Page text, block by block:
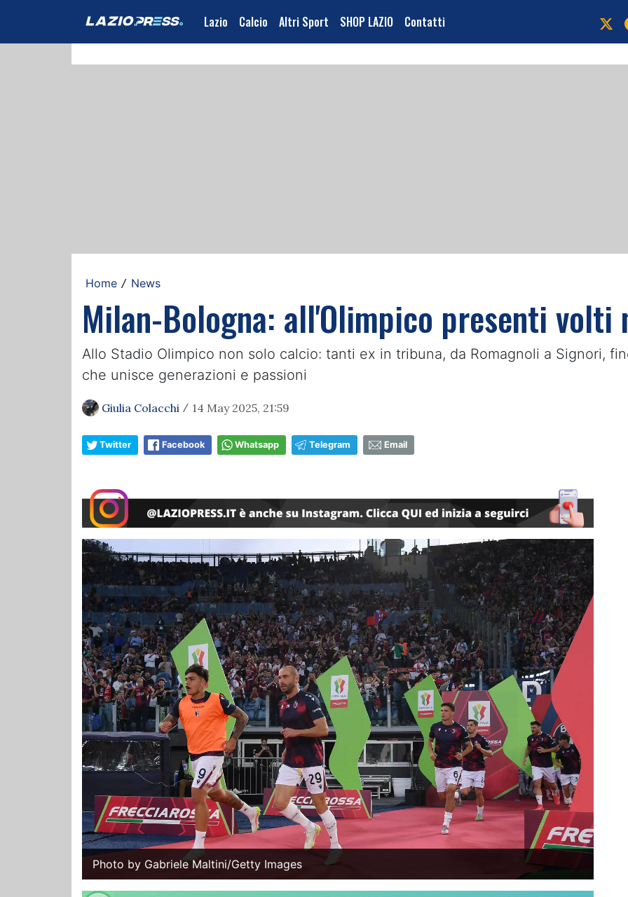
Lazio Calcio Altri Sport SHOP LAZIO Contatti
Home / News
Milan-Bologna: all'Olimpico presenti volti
Allo Stadio Olimpico non solo calcio: tanti ex in tribuna, da Romagnoli a Signori,
che unisce generazioni e passioni
Giulia Colacchi / 14 May 2025, 21:59
Twitter Facebook Whatsapp Telegram Email
Photo by Gabriele Maltini/Getty Images